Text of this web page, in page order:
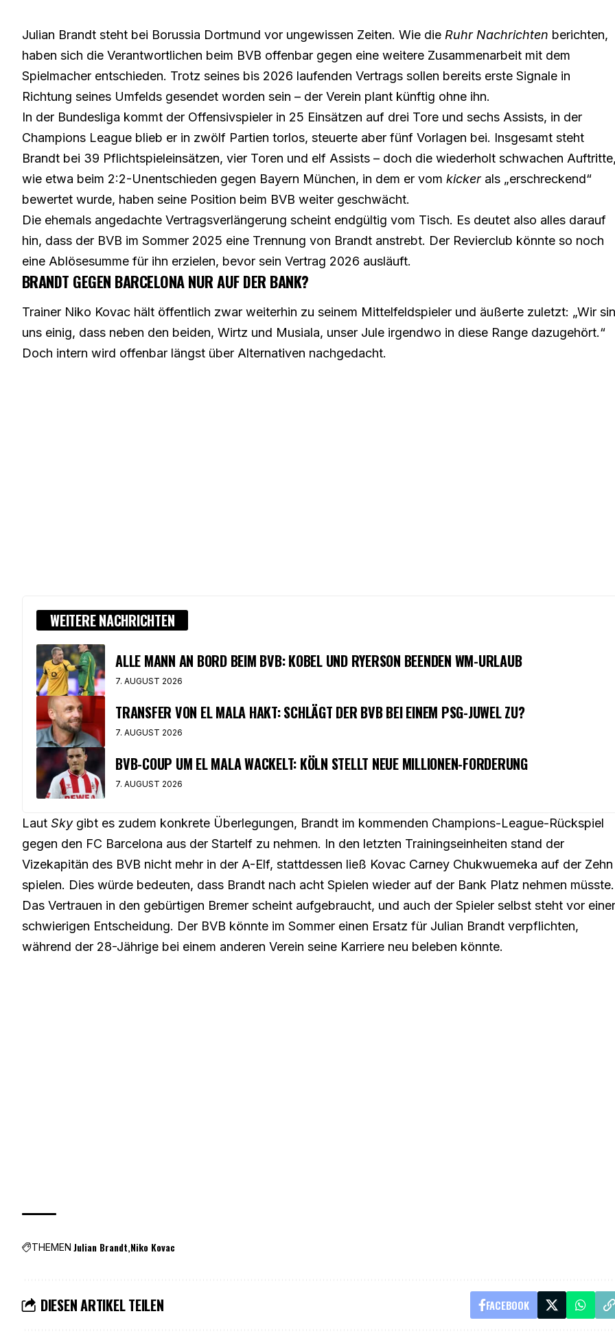
Julian Brandt steht bei Borussia Dortmund vor ungewissen Zeiten. Wie die Ruhr Nachrichten berichten,
haben sich die Verantwortlichen beim BVB offenbar gegen eine weitere Zusammenarbeit mit dem
Spielmacher entschieden. Trotz seines bis 2026 laufenden Vertrags sollen bereits erste Signale in
Richtung seines Umfelds gesendet worden sein – der Verein plant künftig ohne ihn.
In der Bundesliga kommt der Offensivspieler in 25 Einsätzen auf drei Tore und sechs Assists, in der
Champions League blieb er in zwölf Partien torlos, steuerte aber fünf Vorlagen bei. Insgesamt steht
Brandt bei 39 Pflichtspieleinsätzen, vier Toren und elf Assists – doch die wiederholt schwachen Auftritte
wie etwa beim 2:2-Unentschieden gegen Bayern München, in dem er vom kickerals „erschreckend“
bewertet wurde, haben seine Position beim BVB weiter geschwächt.
Die ehemals angedachte Vertragsverlängerung scheint endgültig vom Tisch. Es deutet also alles darauf
hin, dass der BVB im Sommer 2025 eine Trennung von Brandt anstrebt. Der Revierclub könnte so noch
eine Ablösesumme für ihn erzielen, bevor sein Vertrag 2026 ausläuft.
BRANDT GEGEN BARCELONA NUR AUF DER BANK?
Trainer Niko Kovac hält öffentlich zwar weiterhin zu seinem Mittelfeldspieler und äußerte zuletzt: „Wir
uns einig, dass neben den beiden, Wirtz und Musiala, unser Jule irgendwo in diese Range dazugehört.“
Doch intern wird offenbar längst über Alternativen nachgedacht.
WEITERE NACHRICHTEN
ALLE MANN AN BORD BEIM BVB: KOBEL UND RYERSON BEENDEN WM-URLAUB
7. AUGUST 2026
TRANSFER VON EL MALA HAKT: SCHLÄGT DER BVB BEI EINEM PSG-JUWEL ZU?
7. AUGUST 2026
BVB-COUP UM EL MALA WACKELT: KÖLN STELLT NEUE MILLIONEN-FORDERUNG
7. AUGUST 2026
Laut Skygibt es zudem konkrete Überlegungen, Brandt im kommenden Champions-League-Rückspiel
gegen den FC Barcelona aus der Startelf zu nehmen. In den letzten Trainingseinheiten stand der
Vizekapitän des BVB nicht mehr in der A-Elf, stattdessen ließ Kovac Carney Chukwuemeka auf der Zehn
spielen. Dies würde bedeuten, dass Brandt nach acht Spielen wieder auf der Bank Platz nehmen müsste.
Das Vertrauen in den gebürtigen Bremer scheint aufgebraucht, und auch der Spieler selbst steht vor einer
schwierigen Entscheidung. Der BVB könnte im Sommer einen Ersatz für Julian Brandt verpflichten,
während der 28-Jährige bei einem anderen Verein seine Karriere neu beleben könnte.
THEMEN Julian Brandt Niko Kovac
DIESEN ARTIKEL TEILEN FACEBOOK